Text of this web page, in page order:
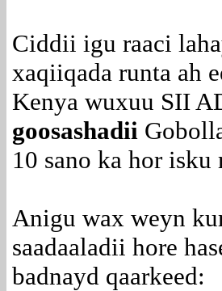
Ciddii igu raaci
xaqiiqada runta ah
Kenya wuxuu SII
goosashadii
10 sano ka hor isku
Anigu wax weyn
saadaaladii hore
badnayd qaarkeed: